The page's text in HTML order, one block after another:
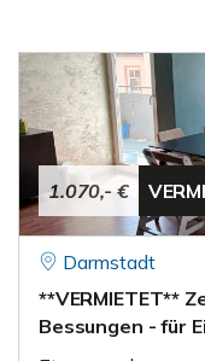
1.070,- €
Darmstadt
**VERMIETET**
Bessungen - für